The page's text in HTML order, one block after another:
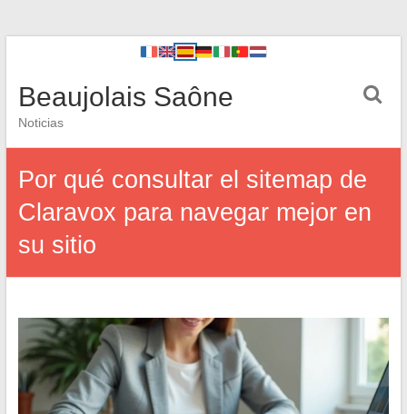
Beaujolais Saône
Noticias
Por qué consultar el sitemap de
Claravox para navegar mejor en
su sitio